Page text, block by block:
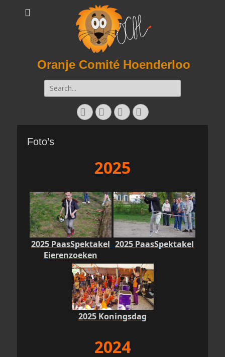
Oranje Comité Hoenderloo
Zoeken
naar:
Facebook
Twitter
E-
mail
Instagram
Foto’s
2025
2025 PaasSpektakel
Eierenzoeken
2025 PaasSpektakel
2025 Koningsdag
2024